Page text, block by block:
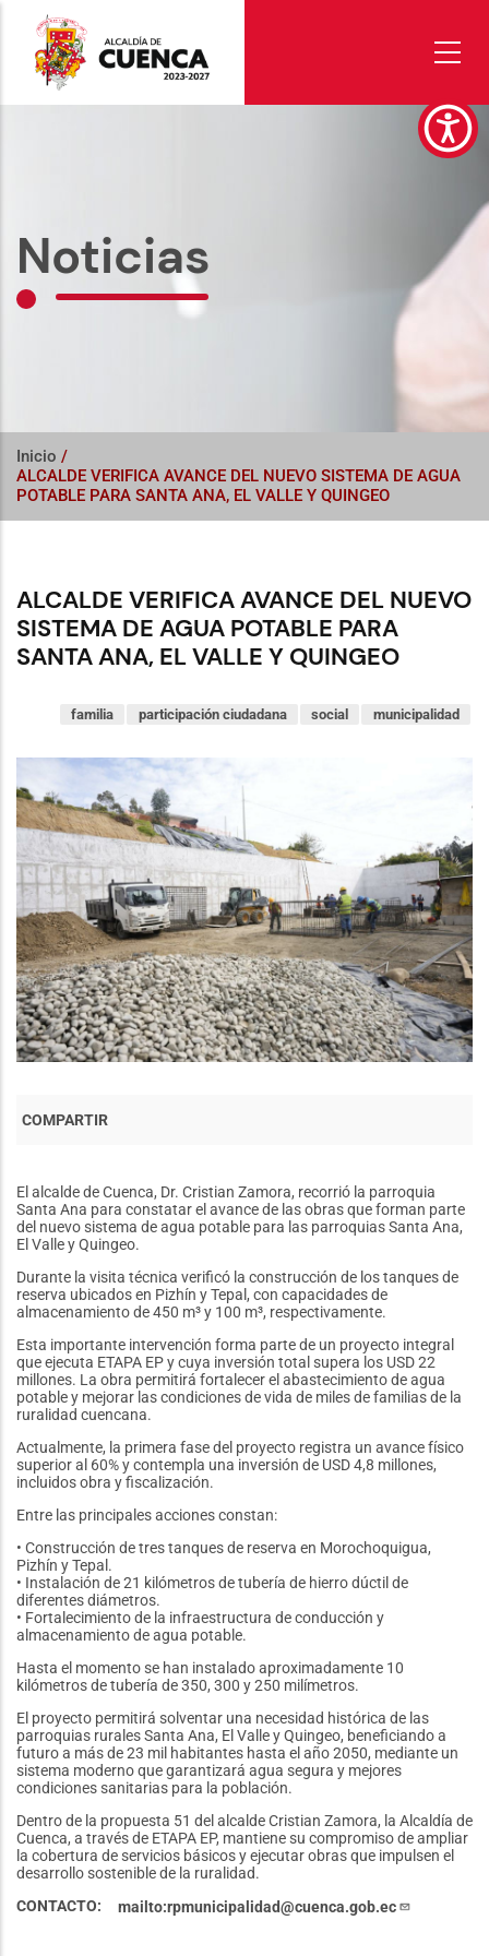
contenido
principal
Noticias
Inicio /
ALCALDE VERIFICA AVANCE DEL NUEVO SISTEMA DE AGUA
POTABLE PARA SANTA ANA, EL VALLE Y QUINGEO
ALCALDE VERIFICA AVANCE DEL NUEVO
SISTEMA DE AGUA POTABLE PARA
SANTA ANA, EL VALLE Y QUINGEO
municipalidad
social
participación ciudadana
familia
El alcalde de Cuenca, Dr. Cristian Zamora, recorrió la parroquia
Santa Ana para constatar el avance de las obras que forman parte
del nuevo sistema de agua potable para las parroquias Santa Ana,
El Valle y Quingeo.
Durante la visita técnica verificó la construcción de los tanques de
reserva ubicados en Pizhín y Tepal, con capacidades de
almacenamiento de 450 m³ y 100 m³, respectivamente.
Esta importante intervención forma parte de un proyecto integral
que ejecuta ETAPA EP y cuya inversión total supera los USD 22
millones. La obra permitirá fortalecer el abastecimiento de agua
potable y mejorar las condiciones de vida de miles de familias de la
ruralidad cuencana.
Actualmente, la primera fase del proyecto registra un avance físico
superior al 60% y contempla una inversión de USD 4,8 millones,
incluidos obra y fiscalización.
Entre las principales acciones constan:
• Construcción de tres tanques de reserva en Morochoquigua,
Pizhín y Tepal.
• Instalación de 21 kilómetros de tubería de hierro dúctil de
diferentes diámetros.
• Fortalecimiento de la infraestructura de conducción y
almacenamiento de agua potable.
Hasta el momento se han instalado aproximadamente 10
kilómetros de tubería de 350, 300 y 250 milímetros.
El proyecto permitirá solventar una necesidad histórica de las
parroquias rurales Santa Ana, El Valle y Quingeo, beneficiando a
futuro a más de 23 mil habitantes hasta el año 2050, mediante un
sistema moderno que garantizará agua segura y mejores
condiciones sanitarias para la población.
Dentro de la propuesta 51 del alcalde Cristian Zamora, la Alcaldía de
Cuenca, a través de ETAPA EP, mantiene su compromiso de ampliar
la cobertura de servicios básicos y ejecutar obras que impulsen el
desarrollo sostenible de la ruralidad.
CONTACTO
mailto:rpmunicipalidad@cuenca.gob.ec